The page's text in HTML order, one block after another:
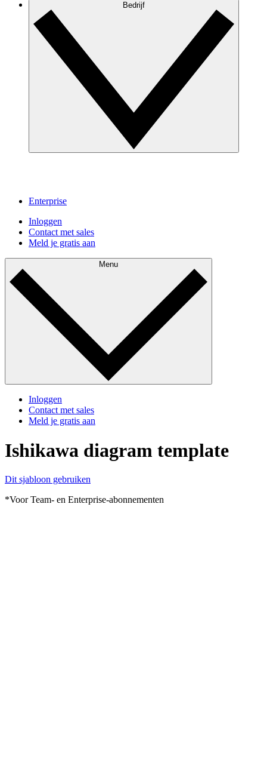
Bedrijf
Enterprise
Inloggen
Contact met sales
Meld je gratis aan
Menu
Inloggen
Contact met sales
Meld je gratis aan
Ishikawa diagram template
Dit sjabloon gebruiken
*Voor Team- en Enterprise-abonnementen